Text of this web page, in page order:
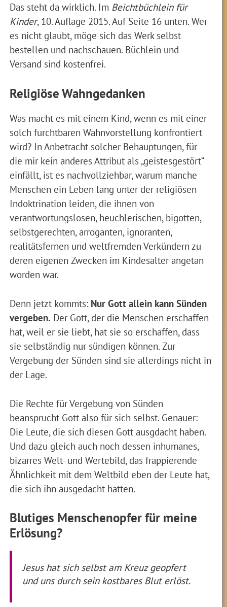
Das steht da wirklich. Im Beichtbüchlein für
Kinder, 10. Auflage 2015. Auf Seite 16 unten. Wer
es nicht glaubt, möge sich das Werk selbst
bestellen und nachschauen. Büchlein und
Versand sind kostenfrei.
Religiöse Wahngedanken
Was macht es mit einem Kind, wenn es mit einer
solch furchtbaren Wahnvorstellung konfrontiert
wird? In Anbetracht solcher Behauptungen, für
die mir kein anderes Attribut als „geistesgestört“
einfällt, ist es nachvollziehbar, warum manche
Menschen ein Leben lang unter der religiösen
Indoktrination leiden, die ihnen von
verantwortungslosen, heuchlerischen, bigotten,
selbstgerechten, arroganten, ignoranten,
realitätsfernen und weltfremden Verkündern zu
deren eigenen Zwecken im Kindesalter angetan
worden war.
Denn jetzt kommts: Nur Gott allein kann Sünden
vergeben. Der Gott, der die Menschen erschaffen
hat, weil er sie liebt, hat sie so erschaffen, dass
sie selbständig nur sündigen können. Zur
Vergebung der Sünden sind sie allerdings nicht in
der Lage.
Die Rechte für Vergebung von Sünden
beansprucht Gott also für sich selbst. Genauer:
Die Leute, die sich diesen Gott ausgdacht haben.
Und dazu gleich auch noch dessen inhumanes,
bizarres Welt- und Wertebild, das frappierende
Ähnlichkeit mit dem Weltbild eben der Leute hat,
die sich ihn ausgedacht hatten.
Blutiges Menschenopfer für meine
Erlösung?
Jesus hat sich selbst am Kreuz geopfert
und uns durch sein kostbares Blut erlöst.